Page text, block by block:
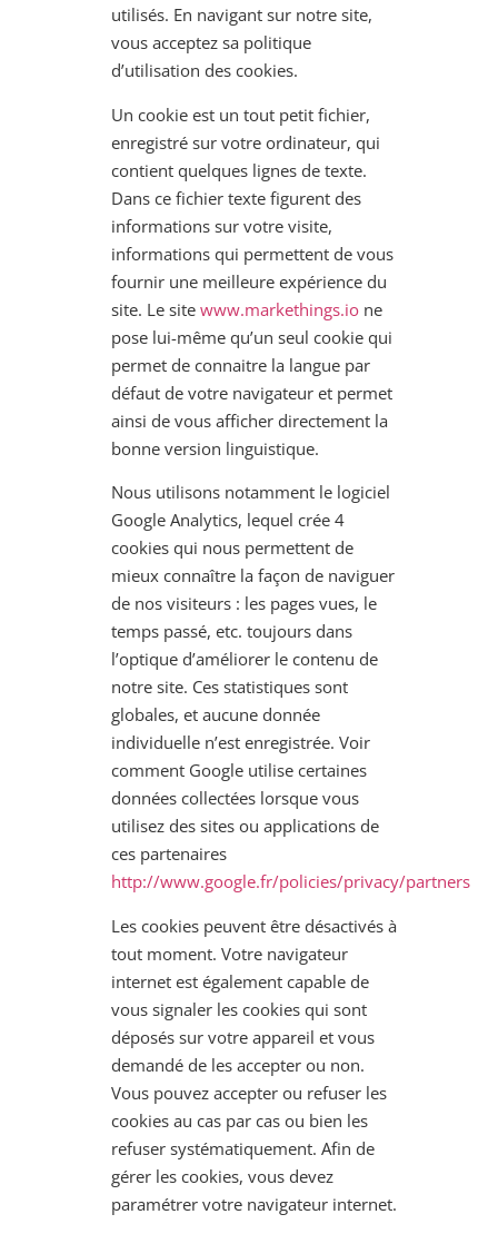
utilisés. En navigant sur notre site,
vous acceptez sa politique
d’utilisation des cookies.
Un cookie est un tout petit fichier,
enregistré sur votre ordinateur, qui
contient quelques lignes de texte.
Dans ce fichier texte figurent des
informations sur votre visite,
informations qui permettent de vous
fournir une meilleure expérience du
site. Le site www.markethings.io ne
pose lui-même qu’un seul cookie qui
permet de connaitre la langue par
défaut de votre navigateur et permet
ainsi de vous afficher directement la
bonne version linguistique.
Nous utilisons notamment le logiciel
Google Analytics, lequel crée 4
cookies qui nous permettent de
mieux connaître la façon de naviguer
de nos visiteurs : les pages vues, le
temps passé, etc. toujours dans
l’optique d’améliorer le contenu de
notre site. Ces statistiques sont
globales, et aucune donnée
individuelle n’est enregistrée. Voir
comment Google utilise certaines
données collectées lorsque vous
utilisez des sites ou applications de
ces partenaires
http://www.google.fr/policies/privacy/partners
Les cookies peuvent être désactivés à
tout moment. Votre navigateur
internet est également capable de
vous signaler les cookies qui sont
déposés sur votre appareil et vous
demandé de les accepter ou non.
Vous pouvez accepter ou refuser les
cookies au cas par cas ou bien les
refuser systématiquement. Afin de
gérer les cookies, vous devez
paramétrer votre navigateur internet.